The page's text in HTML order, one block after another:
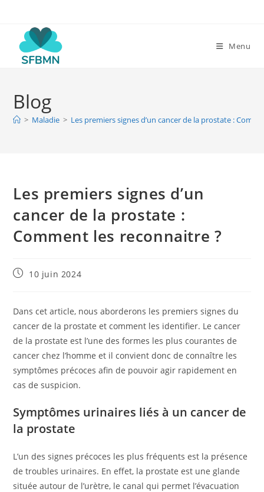
content
Menu
Blog
> Maladie > Les premiers signes d’un cancer de la prostate :
Les premiers signes d’un
cancer de la prostate :
Comment les reconnaitre ?
Publication
10 juin 2024
Dans cet article, nous aborderons les premiers signes du
cancer de la prostate et comment les identifier. Le cancer
de la prostate est l’une des formes les plus courantes de
cancer chez l’homme et il convient donc de connaître les
symptômes précoces afin de pouvoir agir rapidement en
cas de suspicion.
Symptômes urinaires liés à un cancer de
la prostate
L’un des signes précoces les plus fréquents est la présence
de troubles urinaires. En effet, la prostate est une glande
située autour de l’urètre, le canal qui permet l’évacuation